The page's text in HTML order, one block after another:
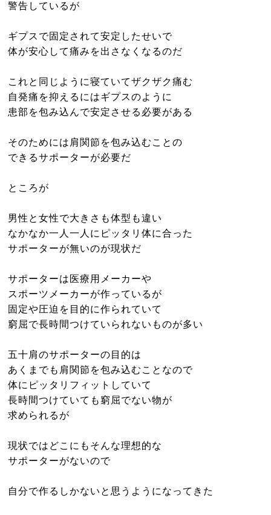
警告しているが
ギプスで固定されて安定したせいで
体が安心して痛みを出さなくなるのだ
これと同じように寝ていてザクザク痛む
自発痛を抑えるにはギプスのように
患部を包み込んで安定させる必要がある
そのためには肩関節を包み込むことの
できるサポーターが必要だ
ところが
男性と女性で大きさも体型も違い
なかなか一人一人にピッタリ体に合った
サポーターが無いのが現状だ
サポーターは医療用メーカーや
スポーツメーカーが作っているが
固定や圧迫を目的に作られていて
窮屈で長時間つけていられないものが多い
五十肩のサポーターの目的は
あくまでも肩関節を包み込むことなので
体にピッタリフィットしていて
長時間つけていても窮屈でない物が
求められるが
現状ではどこにもそんな理想的な
サポーターがないので
自分で作るしかないと思うようになってきた